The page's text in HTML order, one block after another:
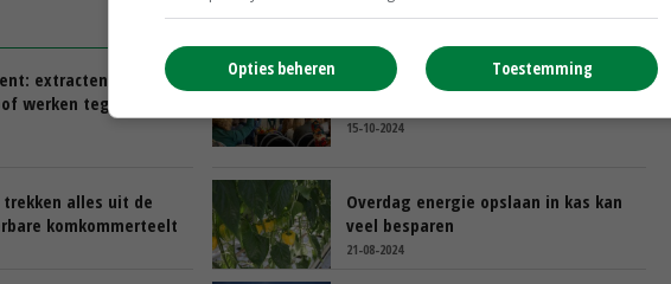
extracten
werken tegen
Voorlopers nodig voor robotiseren
15-10-2024
trekken alles uit de
komkommerteelt
Overdag energie opslaan in kas kan
veel besparen
21-08-2024
Toestemming
Opties beheren